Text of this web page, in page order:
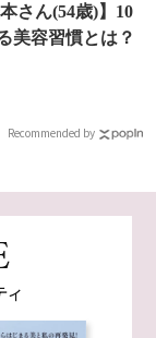
さん(54歳)】10
美容習慣とは？
Recommended by